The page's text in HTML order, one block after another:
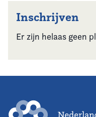
Inschrijven
Er zijn helaas geen